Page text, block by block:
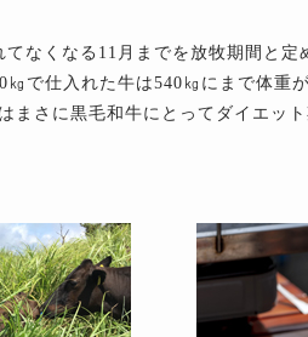
なくなる11月までを放牧期間と
で仕入れた牛は540㎏にまで体重
まさに黒毛和牛にとってダイエッ